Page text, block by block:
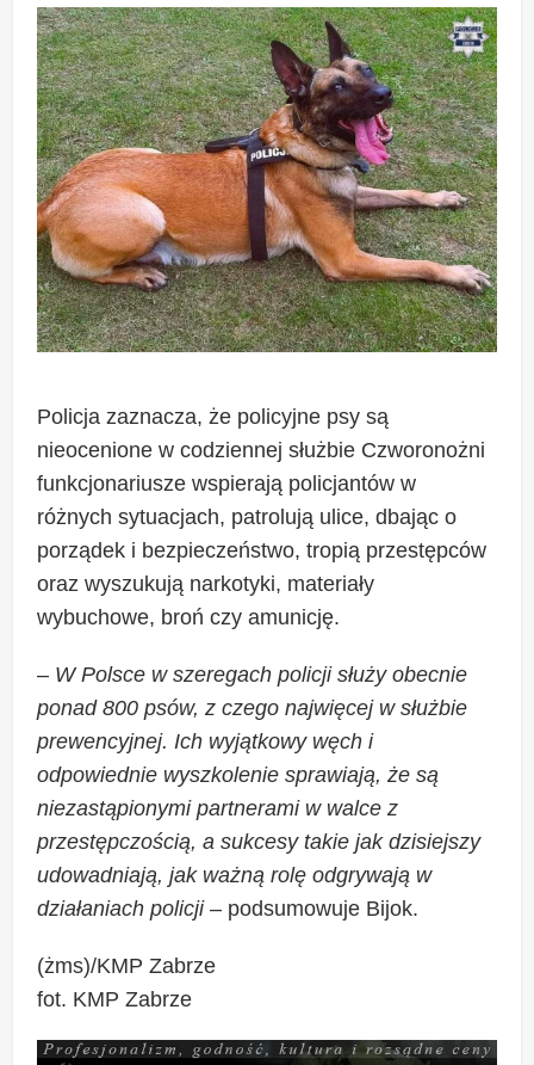
Policja zaznacza, że policyjne psy są
nieocenione w codziennej służbie Czworonożni
funkcjonariusze wspierają policjantów w
różnych sytuacjach, patrolują ulice, dbając o
porządek i bezpieczeństwo, tropią przestępców
oraz wyszukują narkotyki, materiały
wybuchowe, broń czy amunicję.
– W Polsce w szeregach policji służy obecnie
ponad 800 psów, z czego najwięcej w służbie
prewencyjnej. Ich wyjątkowy węch i
odpowiednie wyszkolenie sprawiają, że są
niezastąpionymi partnerami w walce z
przestępczością, a sukcesy takie jak dzisiejszy
udowadniają, jak ważną rolę odgrywają w
działaniach policji– podsumowuje Bijok.
(żms)/KMP Zabrze
fot. KMP Zabrze